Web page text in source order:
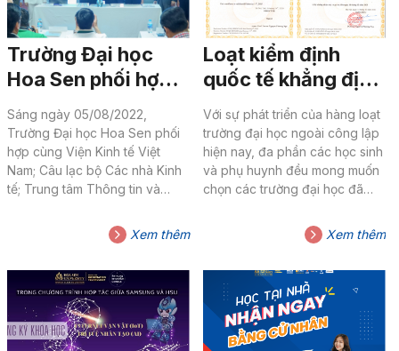
Trường Đại học
Hoa Sen phối hợp
tổ chức hội thảo
“Thành phố khởi
nghiệp”
Sáng ngày 05/08/2022,
Trường Đại học Hoa Sen phối
hợp cùng Viện Kinh tế Việt
Nam; Câu lạc bộ Các nhà Kinh
tế; Trung tâm Thông tin và
nghệ (Sở Khoa học và Công
nghệ Thành Phố Hồ Chí Minh)...
Xem thêm
Loạt kiểm định
quốc tế khẳng định
chất lượng giáo
dục của HSU
Với sự phát triển của hàng loạt
trường đại học ngoài công lập
hiện nay, đa phần các học sinh
và phụ huynh đều mong muốn
chọn các trường đại học đã
đảm bảo hiệu quả học tập cho
con em theo học....
Xem thêm